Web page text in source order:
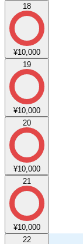
18
¥10,000
19
¥10,000
20
¥10,000
21
¥10,000
22